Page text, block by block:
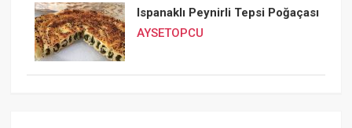
Ispanaklı Peynirli Tepsi Poğaçası
AYSETOPCU